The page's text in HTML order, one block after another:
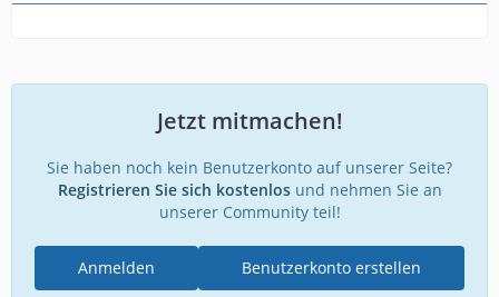
Jetzt mitmachen!
Sie haben noch kein Benutzerkonto auf unserer Seite?
Registrieren Sie sich kostenlosund nehmen Sie an
unserer Community teil!
Benutzerkonto erstellen
Anmelden